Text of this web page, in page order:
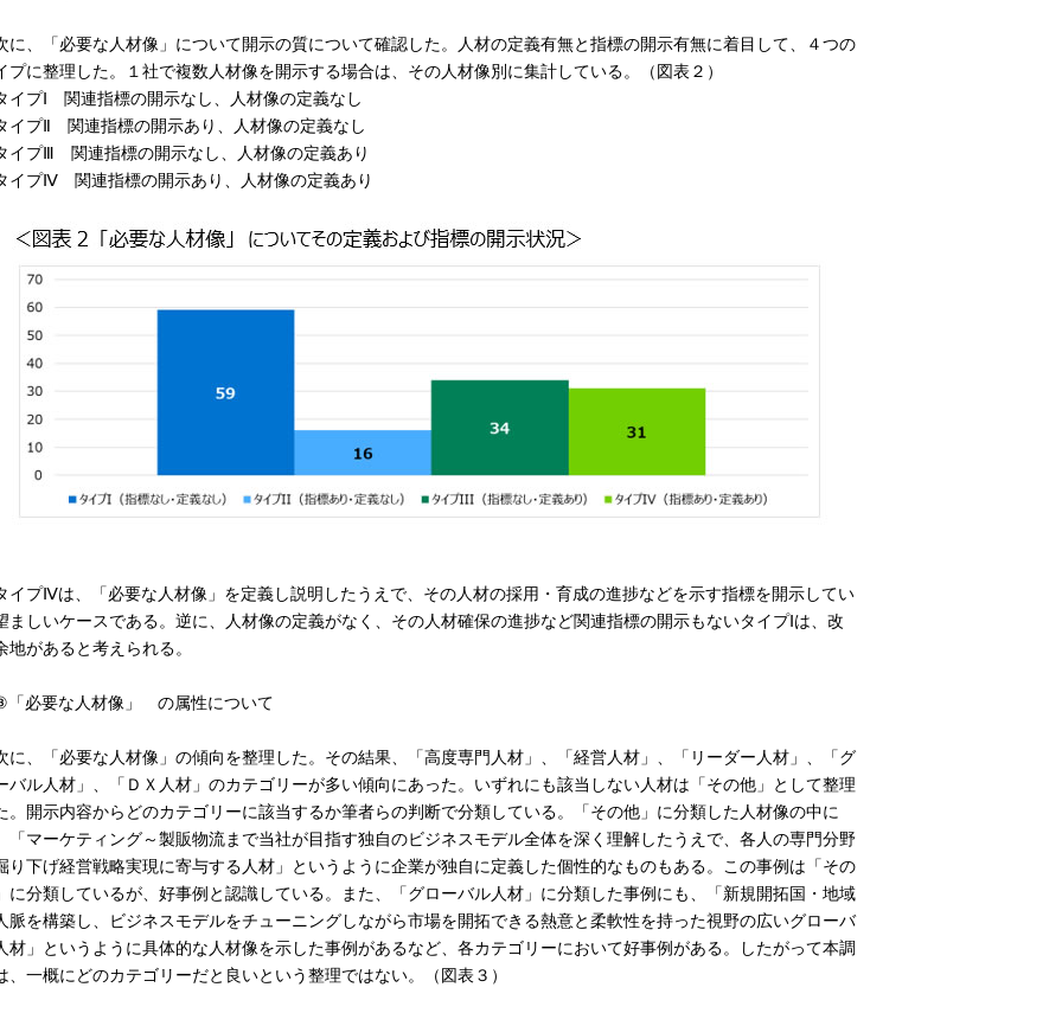
、「必要な人材像」について開示の質について確認した。人材の定義有無と指標の開示有無に着目して、４つの
プに整理した。１社で複数人材像を開示する場合は、その人材像別に集計している。（図表２）
プⅠ 関連指標の開示なし、人材像の定義なし
イプⅡ 関連指標の開示あり、人材像の定義なし
イプⅢ 関連指標の開示なし、人材像の定義あり
イプⅣ 関連指標の開示あり、人材像の定義あり
プⅣは、「必要な人材像」を定義し説明したうえで、その人材の採用・育成の進捗などを示す指標を開示してい
ましいケースである。逆に、人材像の定義がなく、その人材確保の進捗など関連指標の開示もないタイプⅠは、改
地があると考えられる。
必要な人材像」 の属性について
、「必要な人材像」の傾向を整理した。その結果、「高度専門人材」、「経営人材」、「リーダー人材」、「グ
バル人材」、「ＤＸ人材」のカテゴリーが多い傾向にあった。いずれにも該当しない人材は「その他」として整理
。開示内容からどのカテゴリーに該当するか筆者らの判断で分類している。「その他」に分類した人材像の中に
「マーケティング～製販物流まで当社が目指す独自のビジネスモデル全体を深く理解したうえで、各人の専門分野
り下げ経営戦略実現に寄与する人材」というように企業が独自に定義した個性的なものもある。この事例は「その
に分類しているが、好事例と認識している。また、「グローバル人材」に分類した事例にも、「新規開拓国・地域
脈を構築し、ビジネスモデルをチューニングしながら市場を開拓できる熱意と柔軟性を持った視野の広いグローバ
材」というように具体的な人材像を示した事例があるなど、各カテゴリーにおいて好事例がある。したがって本調
、一概にどのカテゴリーだと良いという整理ではない。（図表３）